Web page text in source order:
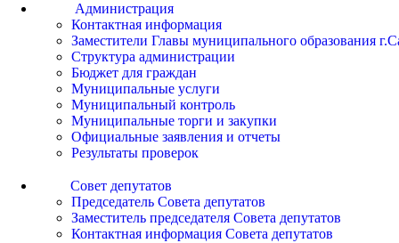
Администрация
Контактная информация
Заместители Главы муниципального образования
Структура администрации
Бюджет для граждан
Муниципальные услуги
Муниципальный контроль
Муниципальные торги и закупки
Официальные заявления и отчеты
Результаты проверок
Совет депутатов
Председатель Совета депутатов
Заместитель председателя Совета депутатов
Контактная информация Совета депутатов